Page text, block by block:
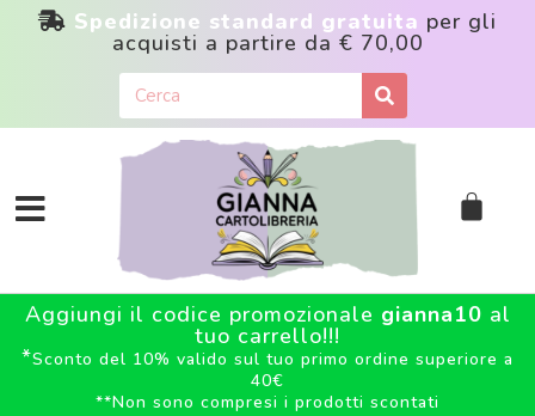
Spedizione standard gratuita per gli
acquisti a partire da € 70,00
Aggiungi il codice promozionale gianna10 al
tuo carrello!!!
*Sconto del 10% valido sul tuo primo ordine superiore a
40€
**Non sono compresi i prodotti scontati